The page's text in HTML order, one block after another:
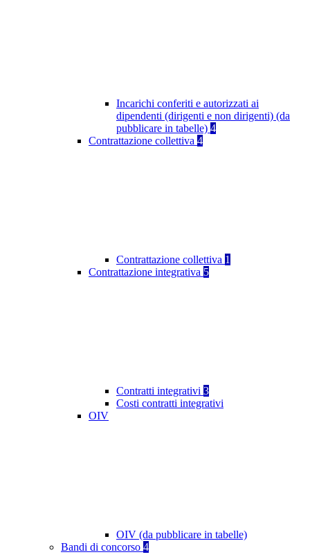
Incarichi conferiti e autorizzati ai
dipendenti (dirigenti e non dirigenti) (da
pubblicare in tabelle) 4
Contrattazione collettiva 4
Contrattazione collettiva 1
Contrattazione integrativa 5
Contratti integrativi 3
Costi contratti integrativi
OIV
OIV (da pubblicare in tabelle)
Bandi di concorso 4